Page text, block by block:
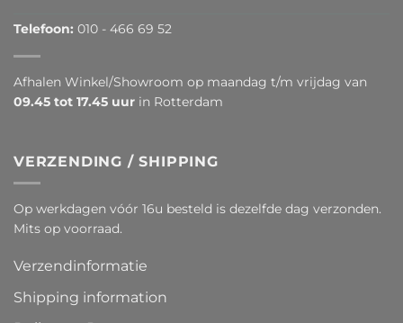
Telefoon: 010 - 466 69 52
Afhalen Winkel/Showroom op maandag t/m vrijdag van
09.45 tot 17.45 uur in Rotterdam
VERZENDING / SHIPPING
Op werkdagen vóór 16u besteld is dezelfde dag verzonden.
Mits op voorraad.
Verzendinformatie
Shipping information